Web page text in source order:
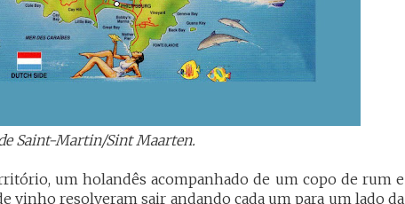
Saint-Martin/Sint Maarten.
um holandês acompanhado de um copo de rum e
vinho resolveram sair andando cada um para um lado da